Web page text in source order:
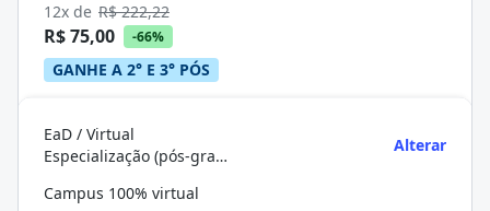
12x de R$ 222,22
R$ 75,00 -66%
GANHE A 2° E 3° PÓS
EaD / Virtual
Especialização (pós-graduação)
Alterar
Campus 100% virtual